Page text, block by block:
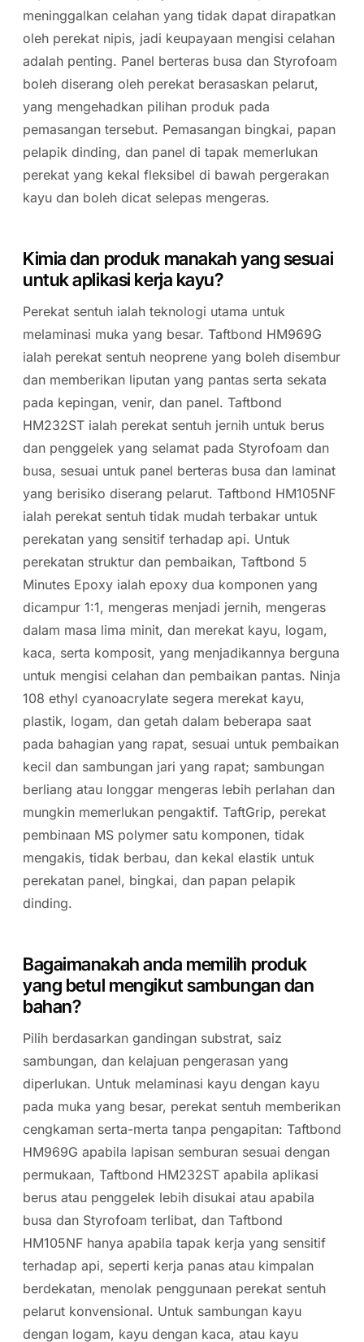
meninggalkan celahan yang tidak dapat dirapatkan
oleh perekat nipis, jadi keupayaan mengisi celahan
adalah penting. Panel berteras busa dan Styrofoam
boleh diserang oleh perekat berasaskan pelarut,
yang mengehadkan pilihan produk pada
pemasangan tersebut. Pemasangan bingkai, papan
pelapik dinding, dan panel di tapak memerlukan
perekat yang kekal fleksibel di bawah pergerakan
kayu dan boleh dicat selepas mengeras.
Kimia dan produk manakah yang sesuai
untuk aplikasi kerja kayu?
Perekat sentuh ialah teknologi utama untuk
melaminasi muka yang besar. Taftbond HM969G
ialah perekat sentuh neoprene yang boleh disembur
dan memberikan liputan yang pantas serta sekata
pada kepingan, venir, dan panel. Taftbond
HM232ST ialah perekat sentuh jernih untuk berus
dan penggelek yang selamat pada Styrofoam dan
busa, sesuai untuk panel berteras busa dan laminat
yang berisiko diserang pelarut. Taftbond HM105NF
ialah perekat sentuh tidak mudah terbakar untuk
perekatan yang sensitif terhadap api. Untuk
perekatan struktur dan pembaikan, Taftbond 5
Minutes Epoxy ialah epoxy dua komponen yang
dicampur 1:1, mengeras menjadi jernih, mengeras
dalam masa lima minit, dan merekat kayu, logam,
kaca, serta komposit, yang menjadikannya berguna
untuk mengisi celahan dan pembaikan pantas. Ninja
108 ethyl cyanoacrylate segera merekat kayu,
plastik, logam, dan getah dalam beberapa saat
pada bahagian yang rapat, sesuai untuk pembaikan
kecil dan sambungan jari yang rapat; sambungan
berliang atau longgar mengeras lebih perlahan dan
mungkin memerlukan pengaktif. TaftGrip, perekat
pembinaan MS polymer satu komponen, tidak
mengakis, tidak berbau, dan kekal elastik untuk
perekatan panel, bingkai, dan papan pelapik
dinding.
Bagaimanakah anda memilih produk
yang betul mengikut sambungan dan
bahan?
Pilih berdasarkan gandingan substrat, saiz
sambungan, dan kelajuan pengerasan yang
diperlukan. Untuk melaminasi kayu dengan kayu
pada muka yang besar, perekat sentuh memberikan
cengkaman serta-merta tanpa pengapitan: Taftbond
HM969G apabila lapisan semburan sesuai dengan
permukaan, Taftbond HM232ST apabila aplikasi
berus atau penggelek lebih disukai atau apabila
busa dan Styrofoam terlibat, dan Taftbond
HM105NF hanya apabila tapak kerja yang sensitif
terhadap api, seperti kerja panas atau kimpalan
berdekatan, menolak penggunaan perekat sentuh
pelarut konvensional. Untuk sambungan kayu
dengan logam, kayu dengan kaca, atau kayu